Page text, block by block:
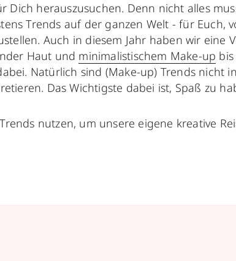
Dich herauszusuchen. Denn nicht alles
Trends auf der ganzen Welt - für Euch,
Auch in diesem Jahr haben wir eine
Haut und minimalistischem Make-up
Natürlich sind (Make-up) Trends nicht
Das Wichtigste dabei ist, Spaß zu
nutzen, um unsere eigene kreative